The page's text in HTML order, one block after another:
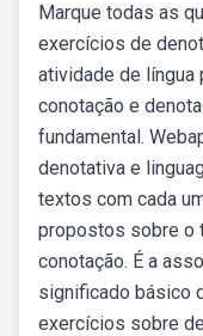
Marque todas as
exercícios de
atividade de língua
conotação e
fundamental.
denotativa e
textos com cada
propostos sobre o
conotação. É a
significado básico
exercícios sobre